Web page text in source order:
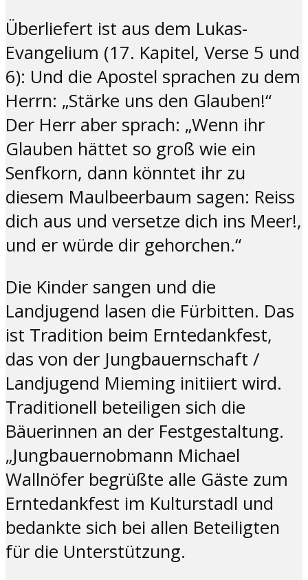
Überliefert ist aus dem Lukas-
Evangelium (17. Kapitel, Verse 5 und
6): Und die Apostel sprachen zu dem
Herrn: „Stärke uns den Glauben!“
Der Herr aber sprach: „Wenn ihr
Glauben hättet so groß wie ein
Senfkorn, dann könntet ihr zu
diesem Maulbeerbaum sagen: Reiss
dich aus und versetze dich ins Meer!,
und er würde dir gehorchen.“
Die Kinder sangen und die
Landjugend lasen die Fürbitten. Das
ist Tradition beim Erntedankfest,
das von der Jungbauernschaft /
Landjugend Mieming initiiert wird.
Traditionell beteiligen sich die
Bäuerinnen an der Festgestaltung.
„Jungbauernobmann Michael
Wallnöfer begrüßte alle Gäste zum
Erntedankfest im Kulturstadl und
bedankte sich bei allen Beteiligten
für die Unterstützung.